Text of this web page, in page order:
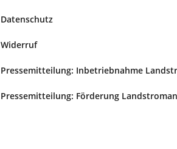
Datenschutz
Widerruf
Pressemitteilung: Inbetriebnahme
Pressemitteilung: Förderung